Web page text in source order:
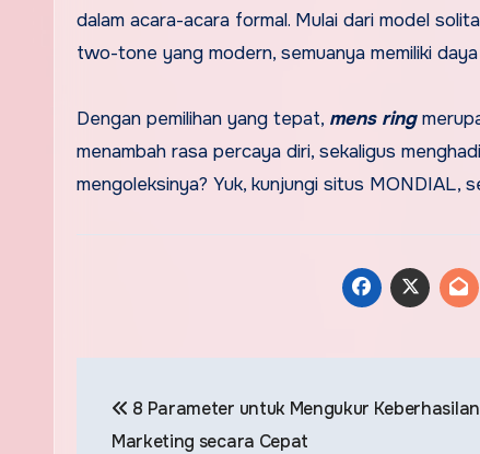
dalam acara-acara formal. Mulai dari model
two-tone yang modern, semuanya memiliki
Dengan pemilihan yang tepat, mens ring
menambah rasa percaya diri, sekaligus
mengoleksinya? Yuk, kunjungi situs MONDIAL,
navigation
8 Parameter untuk Mengukur
Marketing secara Cepat